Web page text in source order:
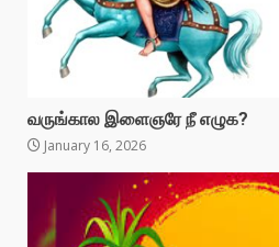
வருங்கால இளைஞரே நீ எழுக?
January 16, 2026